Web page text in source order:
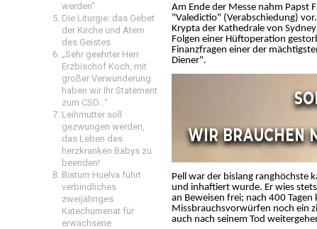
werden“
Die Liturgie: das Gebet
der Kirche und Atem
des Geistes
„Sehr geehrter Herr
Erzbischof Koch, mit
großer Verwunderung
haben wir Ihr Statement
zum CSD…“
Leihmutter soll
gezwungen werden,
das Leben des
herzkranken Babys zu
beenden!
Bistum Huelva führt
verbindliches
zweijähriges
Katechumenat für
erwachsene
Am Ende der Messe nahm Papst
"Valedictio" (Verabschiedung)
Krypta der Kathedrale von
Folgen einer Hüftoperation
Finanzfragen einer der
Diener".
Pell war der bislang ranghöchste
und inhaftiert wurde. Er wies
an Beweisen frei; nach 400
Missbrauchsvorwürfen noch ein
auch nach seinem Tod